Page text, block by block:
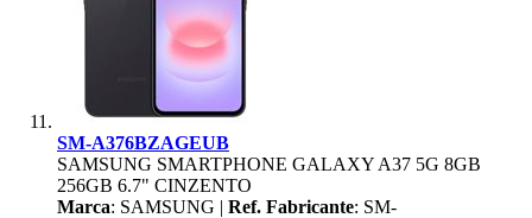
SM-A376BZAGEUB
SAMSUNG SMARTPHONE GALAXY A37 5G 8GB
256GB 6.7" CINZENTO
Marca: SAMSUNG | Ref. Fabricante: SM-